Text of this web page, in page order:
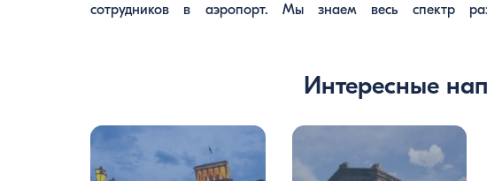
сотрудников в аэропорт. Мы знаем весь спектр
Интересные